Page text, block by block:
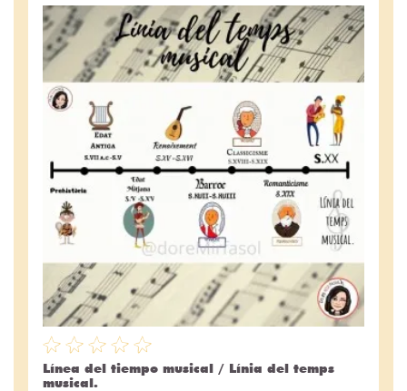
Línea del tiempo musical / Línia del temps
musical.